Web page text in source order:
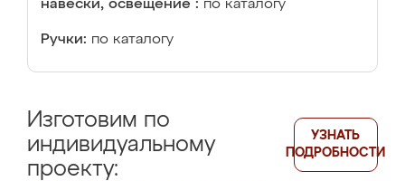
навески, освещение : по каталогу
Ручки: по каталогу
Изготовим по
индивидуальному
проекту:
УЗНАТЬ
ПОДРОБНОСТИ